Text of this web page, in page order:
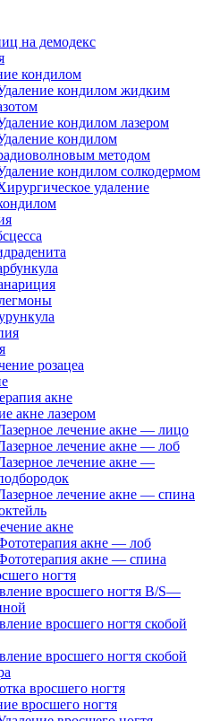
на демодекс
кондилом
кондилом жидким
кондилом лазером
кондилом
методом
кондилом солкодермом
удаление
розацеа
акне
акне лазером
лечение акне — лицо
лечение акне — лоб
лечение акне —
лечение акне — спина
акне
акне — лоб
акне — спина
ногтя
вросшего ногтя B/S—
вросшего ногтя скобой
вросшего ногтя скобой
вросшего ногтя
вросшего ногтя